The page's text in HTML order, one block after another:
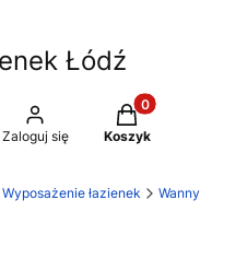
Łódź
Zaloguj się
Produkty w
Koszyk
Wyposażenie łazienek Wanny